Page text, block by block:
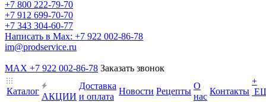
+7 800 222-79-70
+7 912 699-70-70
+7 343 304-60-77
Написать в Max: +7 922 002-86-78
im@prodservice.ru
MAX +7 922 002-86-78 Заказать звонок
Каталог
АКЦИИ
Доставка
и оплата
Новости Рецепты
О
нас
Контакты
+